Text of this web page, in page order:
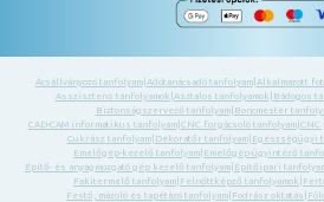
Ácsállványozó tanfolyam| Adótanácsadó tanfolyam| Alkalmazott
Asszisztens tanfolyamok Asztalos tanfolyamok Bádogos
Biztonságszervező tanfolyam| Boncmester
CAD-CAM informatikus tanfolyam| CNC forgácsoló tanfolyam| CNC
Cukrász tanfolyam| Dekoratőr tanfolyam| Egészségügyi
Emelőgép-kezelő tanfolyam Emelőgép-ügyintéző
Építő- és anyagmozgató gép kezelő tanfolyam Építőipari
Fakitermelő tanfolyam Felnőttképző tanfolyamok
Festő, mázoló és tapétázó tanfolyam Fodrász oktatás